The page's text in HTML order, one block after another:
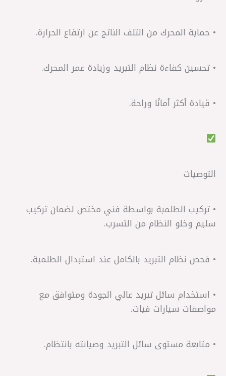
• حماية المحرك من التلف الناتج عن ارتفاع الحرارة.
• تحسين كفاءة نظام التبريد وزيادة عمر المحرك.
• قيادة أكثر أمانًا وراحة.
التوصيات
• تركيب الطلمبة بواسطة فني مختص لضمان تركيب
سليم وخلو النظام من التسرب.
• فحص نظام التبريد بالكامل عند استبدال الطلمبة.
• استخدام سائل تبريد عالي الجودة ومتوافق مع
مواصفات سيارات فيات.
• متابعة مستوى سائل التبريد وصيانته بانتظام.